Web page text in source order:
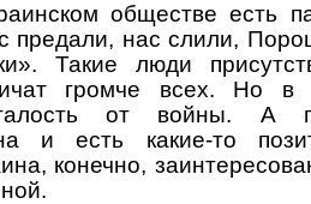
обществе есть
предали, нас слили,
Такие люди
громче всех. Но в
от войны. А
и есть какие-то
конечно,